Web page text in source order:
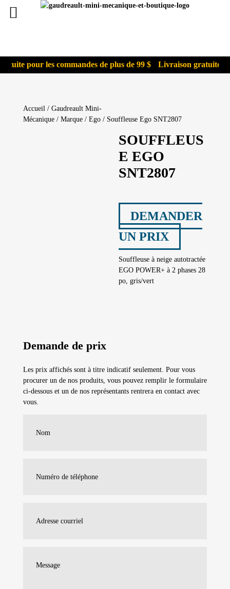
pour les commandes de plus de 99 $ Livraison gratuite
Accueil/ Gaudreault Mini-
Mécanique/ Marque/ Ego/ Souffleuse Ego SNT2807
SOUFFLEUS
E EGO
SNT2807
DEMANDER
UN PRIX
Souffleuse à neige autotractée
EGO POWER+ à 2 phases 28
po, gris/vert
Demande de prix
Les prix affichés sont à titre indicatif seulement. Pour vous
procurer un de nos produits, vous pouvez remplir le formulaire
ci-dessous et un de nos représentants rentrera en contact avec
vous.